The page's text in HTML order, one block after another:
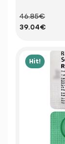
46.85€
39.04€
Hit!